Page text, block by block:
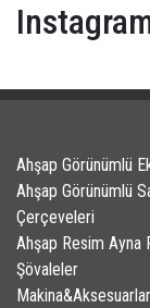
Ahşap Görünümlü
Ahşap Görünümlü
Çerçeveleri
Ahşap Resim
Şövaleler
Makina&Aksesuarlar